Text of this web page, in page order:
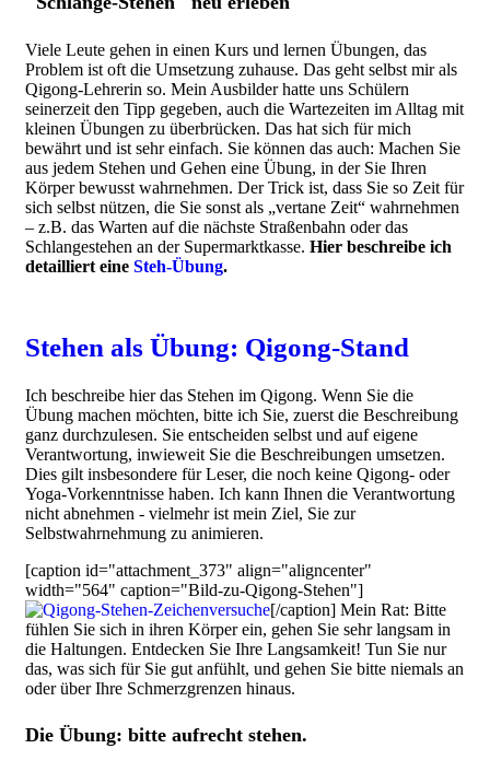
Viele Leute gehen in einen Kurs und lernen Übungen, das
Problem ist oft die Umsetzung zuhause. Das geht selbst mir als
Qigong-Lehrerin so. Mein Ausbilder hatte uns Schülern
seinerzeit den Tipp gegeben, auch die Wartezeiten im Alltag mit
kleinen Übungen zu überbrücken. Das hat sich für mich
bewährt und ist sehr einfach. Sie können das auch: Machen Sie
aus jedem Stehen und Gehen eine Übung, in der Sie Ihren
Körper bewusst wahrnehmen. Der Trick ist, dass Sie so Zeit für
sich selbst nützen, die Sie sonst als „vertane Zeit“ wahrnehmen
– z.B. das Warten auf die nächste Straßenbahn oder das
Schlangestehen an der Supermarktkasse. Hier beschreibe ich
detailliert eine Steh-Übung.
Stehen als Übung: Qigong-Stand
Ich beschreibe hier das Stehen im Qigong. Wenn Sie die
Übung machen möchten, bitte ich Sie, zuerst die Beschreibung
ganz durchzulesen. Sie entscheiden selbst und auf eigene
Verantwortung, inwieweit Sie die Beschreibungen umsetzen.
Dies gilt insbesondere für Leser, die noch keine Qigong- oder
Yoga-Vorkenntnisse haben. Ich kann Ihnen die Verantwortung
nicht abnehmen - vielmehr ist mein Ziel, Sie zur
Selbstwahrnehmung zu animieren.
[caption id="attachment_373" align="aligncenter"
width="564" caption="Bild-zu-Qigong-Stehen"]
[/caption] Mein Rat: Bitte
fühlen Sie sich in ihren Körper ein, gehen Sie sehr langsam in
die Haltungen. Entdecken Sie Ihre Langsamkeit! Tun Sie nur
das, was sich für Sie gut anfühlt, und gehen Sie bitte niemals an
oder über Ihre Schmerzgrenzen hinaus.
Die Übung: bitte aufrecht stehen.